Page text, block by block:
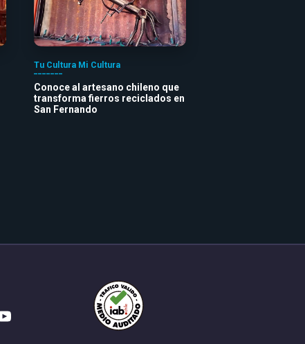
Tu Cultura Mi Cultura
Conoce al artesano chileno que
transforma fierros reciclados en
San Fernando